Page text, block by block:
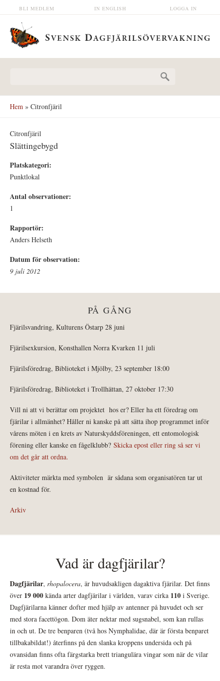
Hoppa till huvudinnehåll LOGGA IN
IN ENGLISH
BLI MEDLEM
Hem » Citronfjäril
Citronfjäril
Slättingebygd
Platskategori:
Punktlokal
Antal observationer:
1
Rapportör:
Anders Helseth
Datum för observation:
9 juli 2012
PÅ GÅNG
Fjärilsvandring, Kulturens Östarp 28 juni
Fjärilsexkursion, Konsthallen Norra Kvarken 11 juli
Fjärilsföredrag, Biblioteket i Mjölby, 23 september 18:00
Fjärilsföredrag, Biblioteket i Trollhättan, 27 oktober 17:30
Vill ni att vi berättar om projektet hos er? Eller ha ett föredrag om
fjärilar i allmänhet? Håller ni kanske på att sätta ihop programmet inför
vårens möten i en krets av Naturskyddsföreningen, ett entomologisk
förening eller kanske en fågelklubb? Skicka epost eller ring så ser vi
om det går att ordna.
Aktiviteter märkta med symbolen är sådana som organisatören tar ut
en kostnad för.
Arkiv
Vad är dagfjärilar?
Dagfjärilar, rhopalocera, är huvudsakligen dagaktiva fjärilar. Det finns
över 19 000 kända arter dagfjärilar i världen, varav cirka 110 i Sverige.
Dagfjärilarna känner dofter med hjälp av antenner på huvudet och ser
med stora facettögon. Dom äter nektar med sugsnabel, som kan rullas
in och ut. De tre benparen (två hos Nymphalidae, där är första benparet
tillbakabildat!) återfinns på den slanka kroppens undersida och på
ovansidan finns ofta färgstarka brett triangulära vingar som när de vilar
är resta mot varandra över ryggen.